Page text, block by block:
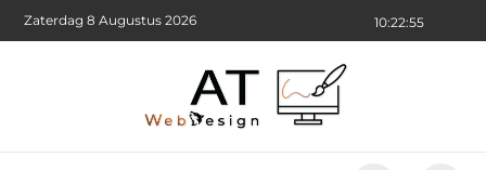
10:22:56
Zaterdag 8 Augustus 2026